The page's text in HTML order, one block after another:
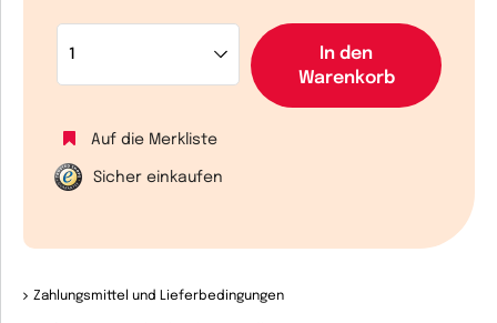
In den
Warenkorb
Auf die Merkliste
Sicher einkaufen
Zahlungsmittel und Lieferbedingungen